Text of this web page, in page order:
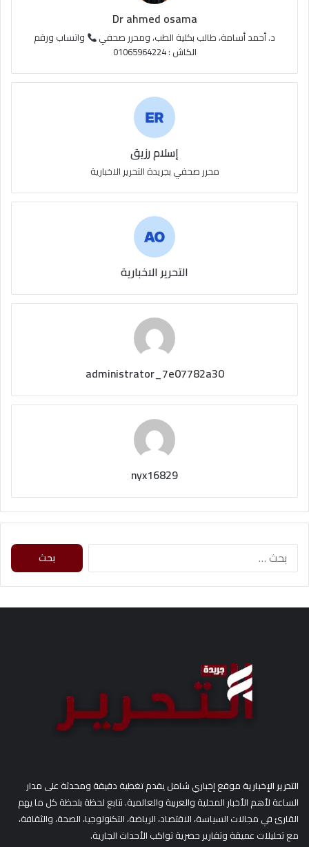
S
S
Dr ahmed osama
د. أحمد أسامة، طالب بكلية الطب، ومحرر صحفي
واتساب ورقم
الكاش : 01065964224
إسلام رزيق
محرر صحفي بجريدة التحرير الاخبارية
التحرير الاخبارية
administrator_7e07782a30
nyx16829
ث
التحرير الإخباريةموقع إخباري شامل يقدم تغطية دقيقة ومحدثة على مدار
الساعة لأهم الأخبار المحلية والعربية والعالمية. نتابع لحظة بلحظة كل ما يهم
القارئ في مجالات السياسة، الاقتصاد، الرياضة، التكنولوجيا، الصحة، والثقافة،
مع تحليلات عميقة وتقارير حصرية تواكب الأحداث الجارية.